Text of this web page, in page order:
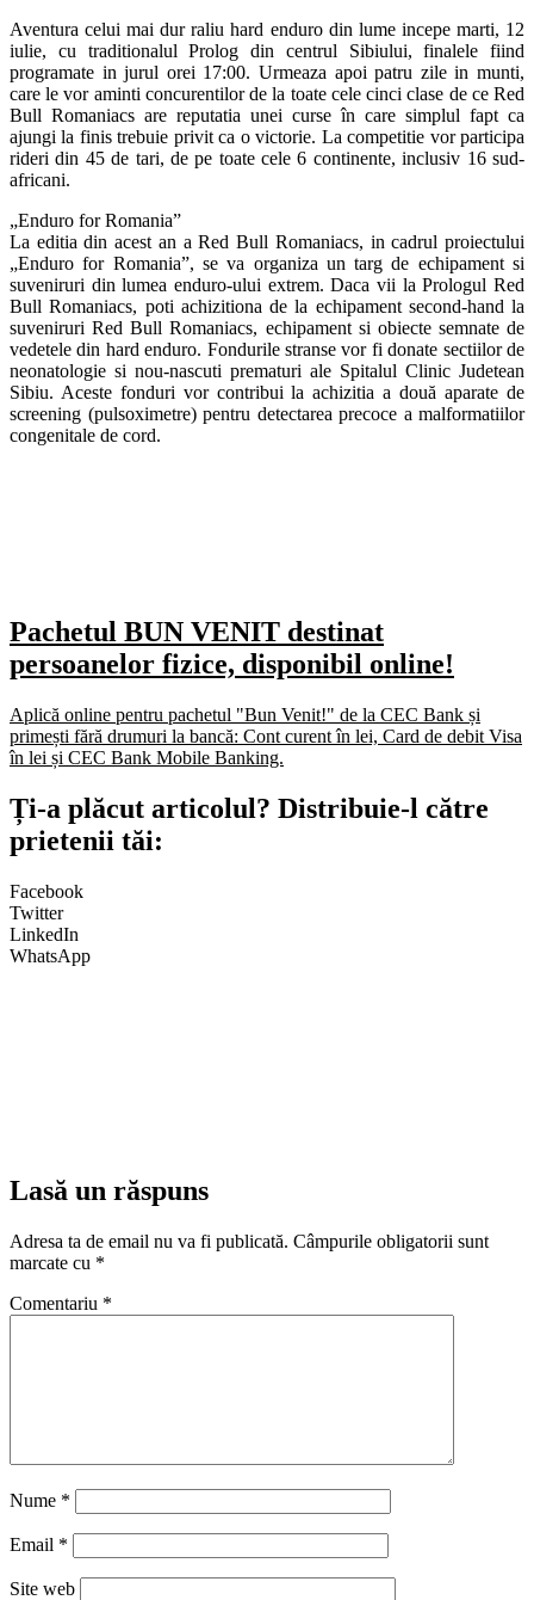
Aventura celui mai dur raliu hard enduro din lume incepe marti, 12
iulie, cu traditionalul Prolog din centrul Sibiului, finalele fiind
programate in jurul orei 17:00. Urmeaza apoi patru zile in munti,
care le vor aminti concurentilor de la toate cele cinci clase de ce Red
Bull Romaniacs are reputatia unei curse în care simplul fapt ca
ajungi la finis trebuie privit ca o victorie. La competitie vor participa
rideri din 45 de tari, de pe toate cele 6 continente, inclusiv 16 sud-
africani.
„Enduro for Romania”
La editia din acest an a Red Bull Romaniacs, in cadrul proiectului
„Enduro for Romania”, se va organiza un targ de echipament si
suveniruri din lumea enduro-ului extrem. Daca vii la Prologul Red
Bull Romaniacs, poti achizitiona de la echipament second-hand la
suveniruri Red Bull Romaniacs, echipament si obiecte semnate de
vedetele din hard enduro. Fondurile stranse vor fi donate sectiilor de
neonatologie si nou-nascuti prematuri ale Spitalul Clinic Judetean
Sibiu. Aceste fonduri vor contribui la achizitia a două aparate de
screening (pulsoximetre) pentru detectarea precoce a malformatiilor
congenitale de cord.
Pachetul BUN VENIT destinat
persoanelor fizice, disponibil online!
Aplică online pentru pachetul "Bun Venit!" de la CEC Bank și
primești fără drumuri la bancă: Cont curent în lei, Card de debit Visa
în lei și CEC Bank Mobile Banking.​
Ți-a plăcut articolul? Distribuie-l către
prietenii tăi:
Facebook
Twitter
LinkedIn
WhatsApp
Lasă un răspuns
Adresa ta de email nu va fi publicată. Câmpurile obligatorii sunt
marcate cu *
Comentariu *
Nume *
Email *
Site web